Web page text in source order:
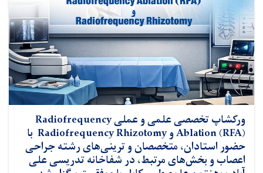
ورکشاپ تخصصی علمی و عملی Radiofrequency
Ablation (RFA) و Radiofrequency Rhizotomy با
حضور استادان، متخصصان و ترینی‌های رشته جراحی
اعصاب و بخش‌های مرتبط، در شفاخانه تدریسی علی